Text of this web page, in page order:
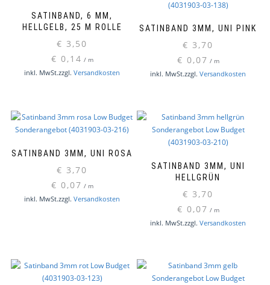
SATINBAND, 6 MM,
HELLGELB, 25 M ROLLE
€ 3,50
€ 0,14 / m
inkl. MwSt.zzgl. Versandkosten
SATINBAND 3MM, UNI PINK
€ 3,70
€ 0,07 / m
inkl. MwSt.zzgl. Versandkosten
SATINBAND 3MM, UNI ROSA
€ 3,70
€ 0,07 / m
inkl. MwSt.zzgl. Versandkosten
SATINBAND 3MM, UNI
HELLGRÜN
€ 3,70
€ 0,07 / m
inkl. MwSt.zzgl. Versandkosten